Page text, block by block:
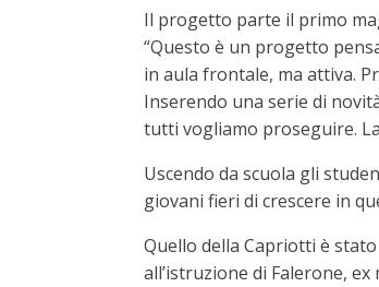
Il progetto parte il primo
“Questo è un progetto
in aula frontale, ma attiva.
Inserendo una serie di
tutti vogliamo proseguire.
Uscendo da scuola gli
giovani fieri di crescere in
Quello della Capriotti è
all’istruzione di Falerone,